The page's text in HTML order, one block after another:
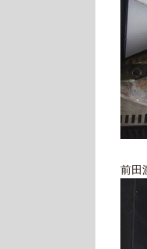
前田